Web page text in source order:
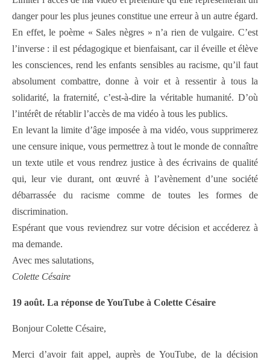
danger pour les plus jeunes constitue une erreur à un autre égard.
En effet, le poème « Sales nègres » n’a rien de vulgaire. C’est
l’inverse : il est pédagogique et bienfaisant, car il éveille et élève
les consciences, rend les enfants sensibles au racisme, qu’il faut
absolument combattre, donne à voir et à ressentir à tous la
solidarité, la fraternité, c’est-à-dire la véritable humanité. D’où
l’intérêt de rétablir l’accès de ma vidéo à tous les publics.
En levant la limite d’âge imposée à ma vidéo, vous supprimerez
une censure inique, vous permettrez à tout le monde de connaître
un texte utile et vous rendrez justice à des écrivains de qualité
qui, leur vie durant, ont œuvré à l’avènement d’une société
débarrassée du racisme comme de toutes les formes de
discrimination.
Espérant que vous reviendrez sur votre décision et accéderez à
ma demande.
Avec mes salutations,
Colette Césaire
19 août. La réponse de YouTube à Colette Césaire
Bonjour Colette Césaire,
Merci d’avoir fait appel, auprès de YouTube, de la décision